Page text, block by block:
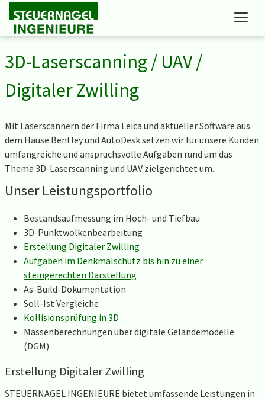
Kontakt
Kundenbereich
3D-Laserscanning / UAV /
Digitaler Zwilling
Mit Laserscannern der Firma Leica und aktueller Software aus
dem Hause Bentley und AutoDesk setzen wir für unsere Kunden
umfangreiche und anspruchsvolle Aufgaben rund um das
Thema 3D-Laserscanning und UAV zielgerichtet um.
Unser Leistungsportfolio
Bestandsaufmessung im Hoch- und Tiefbau
3D-Punktwolkenbearbeitung
Erstellung Digitaler Zwilling
Aufgaben im Denkmalschutz bis hin zu einer
steingerechten Darstellung
As-Build-Dokumentation
Soll-Ist Vergleiche
Kollisionsprüfung in 3D
Massenberechnungen über digitale Geländemodelle
(DGM)
Erstellung Digitaler Zwilling
STEUERNAGEL INGENIEURE bietet umfassende Leistungen in